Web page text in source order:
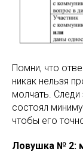
Помни, что
никак нельзя
молчать.
состоял
чтобы его
Ловушка № 2: